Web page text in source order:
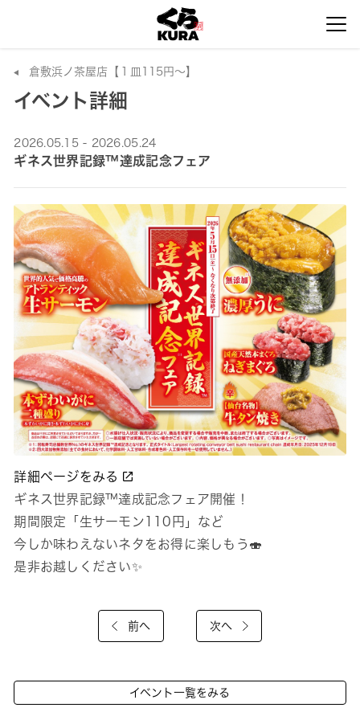
倉敷浜ノ茶屋店【１皿115円～】
イベント詳細
2026.05.15 - 2026.05.24
ギネス世界記録™達成記念フェア
詳細ページをみる
ギネス世界記録™達成記念フェア開催！
期間限定「生サーモン110円」など
今しか味わえないネタをお得に楽しもう🍣
是非お越しください✨
前へ 次へ
イベント一覧をみる